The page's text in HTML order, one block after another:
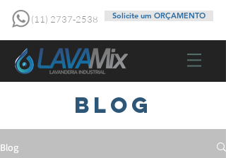
(11) 2737-2538 Solicite um ORÇAMENTO
BLOG
Blog